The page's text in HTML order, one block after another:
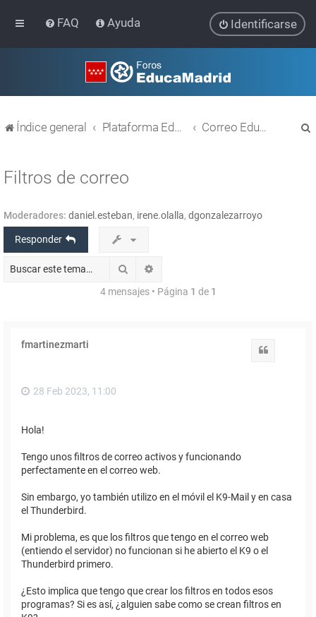
FAQ Ayuda Identificarse
Índice general Plataforma Educativa EducaMadrid Correo EducaMadrid
Filtros de correo
Moderadores: daniel.esteban, irene.olalla, dgonzalezarroyo
Responder
Buscar
4 mensajes • Página 1 de 1
fmartinezmarti
28 Feb 2023, 11:00
Hola!
Tengo unos filtros de correo activos y funcionando
perfectamente en el correo web.
Sin embargo, yo también utilizo en el móvil el K9-Mail y en casa
el Thunderbird.
Mi problema, es que los filtros que tengo en el correo web
(entiendo el servidor) no funcionan si he abierto el K9 o el
Thunderbird primero.
¿Esto implica que tengo que crear los filtros en todos esos
programas? Si es así, ¿alguien sabe como se crean filtros en